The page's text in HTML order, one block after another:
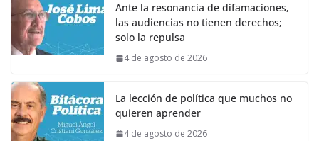
Ante la resonancia de difamaciones,
las audiencias no tienen derechos;
solo la repulsa
4 de agosto de 2026
La lección de política que muchos no
quieren aprender
4 de agosto de 2026